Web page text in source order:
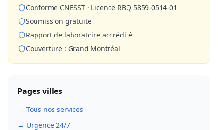
Conforme CNESST · Licence RBQ 5859-0514-01
Soumission gratuite
Rapport de laboratoire accrédité
Couverture : Grand Montréal
Pages villes
→ Tous nos services
→ Urgence 24/7